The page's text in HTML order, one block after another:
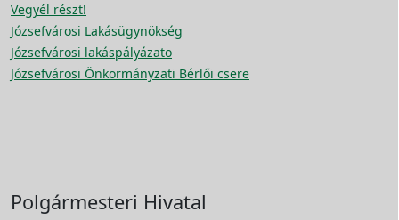
Vegyél részt!
Józsefvárosi Lakásügynökség
Józsefvárosi lakáspályázato
Józsefvárosi Önkormányzati Bérlői csere
Polgármesteri Hivatal